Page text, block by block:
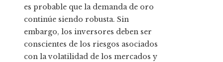
es probable que la demanda de oro
continúe siendo robusta. Sin
embargo, los inversores deben ser
conscientes de los riesgos asociados
con la volatilidad de los mercados y